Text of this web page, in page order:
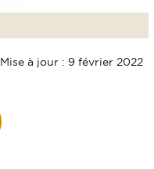
Mise à jour : 9 février 2022